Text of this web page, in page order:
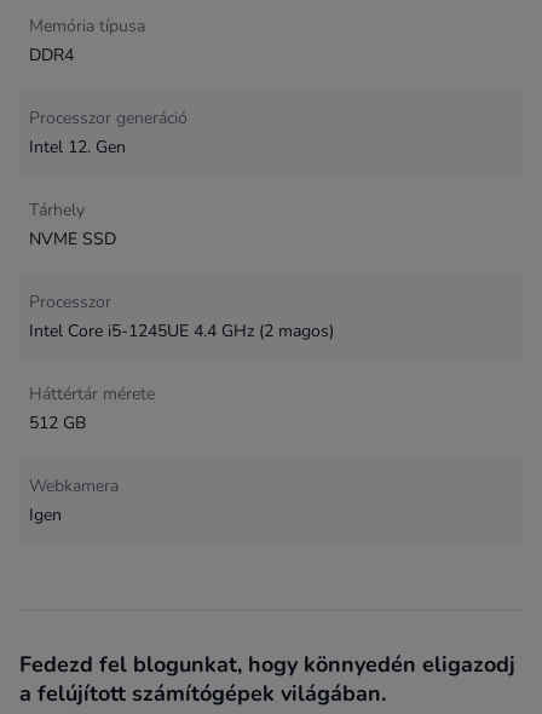
Memória típusa
DDR4
Processzor generáció
Intel 12. Gen
Tárhely
NVME SSD
Processzor
Intel Core i5-1245UE 4.4 GHz (2 magos)
Háttértár mérete
512 GB
Webkamera
Igen
Fedezd fel blogunkat, hogy könnyedén eligazodj
a felújított számítógépek világában.